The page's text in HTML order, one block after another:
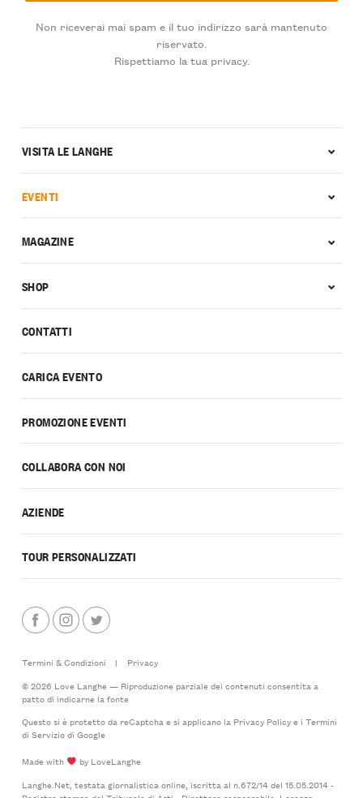
Non riceverai mai spam e il tuo indirizzo sarà mantenuto
riservato.
Rispettiamo la tua privacy.
CONTATTI
CARICA EVENTO
PROMOZIONE EVENTI
COLLABORA CON NOI
AZIENDE
TOUR PERSONALIZZATI
VISITA LE LANGHE
EVENTI
MAGAZINE
SHOP
Termini & Condizioni |
Privacy
© 2026 Love Langhe — Riproduzione parziale dei contenuti consentita a
patto di indicarne la fonte
Questo si è protetto da reCaptcha e si applicano la Privacy Policye i Termini
di Serviziodi Google
Made with
by LoveLanghe
Langhe.Net, testata giornalistica online, iscritta al n.672/14 del 15.05.2014 -